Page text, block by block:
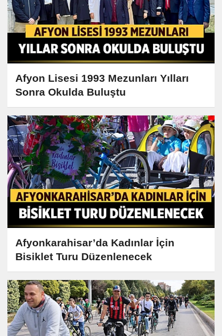
Afyon Lisesi 1993 Mezunları Yılları
Sonra Okulda Buluştu
Afyonkarahisar’da Kadınlar İçin
Bisiklet Turu Düzenlenecek